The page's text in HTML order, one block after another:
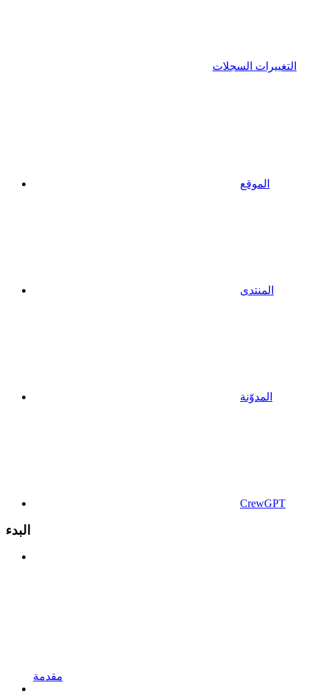
التغييرات السجلات
الموقع
المنتدى
المدوّنة
CrewGPT
البدء
مقدمة